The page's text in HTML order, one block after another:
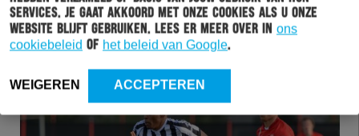
services. Je gaat akkoord met onze cookies als u onze
website blijft gebruiken. Lees er meer over in ons
cookiebeleid of het beleid van Google.
WEIGEREN ACCEPTEREN
HERACLES ALMELO OP WOENSDAG 18 DECEMBER
TEGEN FC DORDRECHT